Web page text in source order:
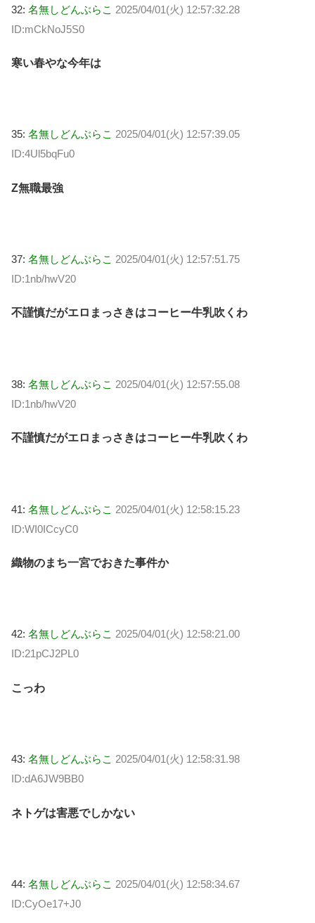
32: 名無しどんぶらこ 2025/04/01(火) 12:57:32.28
ID:mCkNoJ5S0
寒い春やな今年は
35: 名無しどんぶらこ 2025/04/01(火) 12:57:39.05
ID:4Ul5bqFu0
Z無職最強
37: 名無しどんぶらこ 2025/04/01(火) 12:57:51.75
ID:1nb/hwV20
不謹慎だがエロまっさきはコーヒー牛乳吹くわ
38: 名無しどんぶらこ 2025/04/01(火) 12:57:55.08
ID:1nb/hwV20
不謹慎だがエロまっさきはコーヒー牛乳吹くわ
41: 名無しどんぶらこ 2025/04/01(火) 12:58:15.23
ID:WI0ICcyC0
織物のまち一宮でおきた事件か
42: 名無しどんぶらこ 2025/04/01(火) 12:58:21.00
ID:21pCJ2PL0
こっわ
43: 名無しどんぶらこ 2025/04/01(火) 12:58:31.98
ID:dA6JW9BB0
ネトゲは害悪でしかない
44: 名無しどんぶらこ 2025/04/01(火) 12:58:34.67
ID:CyOe17+J0